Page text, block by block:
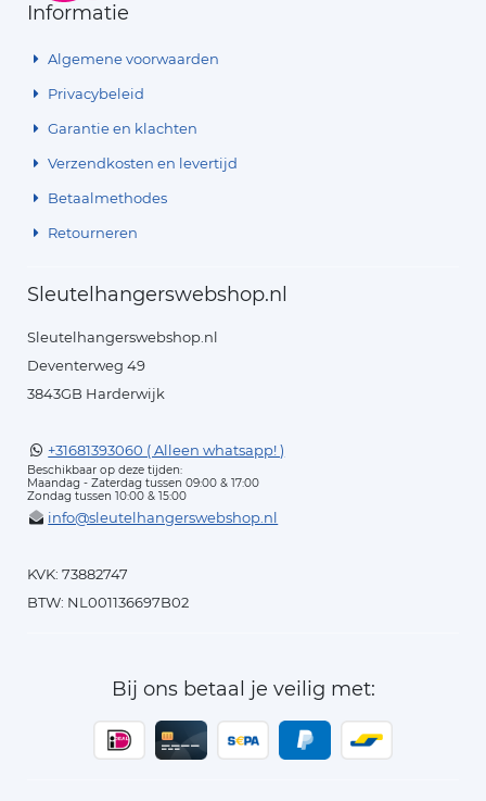
Informatie
Algemene voorwaarden
Privacybeleid
Garantie en klachten
Verzendkosten en levertijd
Betaalmethodes
Retourneren
Sleutelhangerswebshop.nl
Sleutelhangerswebshop.nl
Deventerweg 49
3843GB Harderwijk
+31681393060 ( Alleen whatsapp! )
Beschikbaar op deze tijden:
Maandag - Zaterdag tussen 09:00 & 17:00
Zondag tussen 10:00 & 15:00
info@sleutelhangerswebshop.nl
KVK: 73882747
BTW: NL001136697B02
Bij ons betaal je veilig met: